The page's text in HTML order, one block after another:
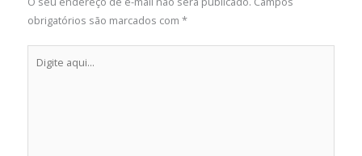
obrigatórios são marcados com*
aqui...